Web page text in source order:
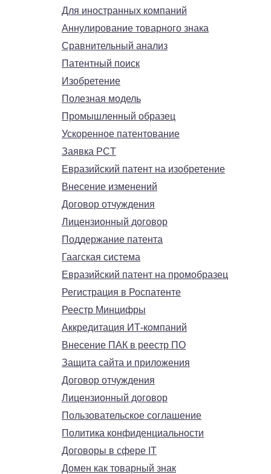
Для иностранных компаний
Аннулирование товарного знака
Сравнительный анализ
Патентный поиск
Изобретение
Полезная модель
Промышленный образец
Ускоренное патентование
Заявка PCT
Евразийский патент на изобретение
Внесение изменений
Договор отчуждения
Лицензионный договор
Поддержание патента
Гаагская система
Евразийский патент на промобразец
Регистрация в Роспатенте
Реестр Минцифры
Аккредитация ИТ-компаний
Внесение ПАК в реестр ПО
Защита сайта и приложения
Договор отчуждения
Лицензионный договор
Пользовательское соглашение
Политика конфиденциальности
Договоры в сфере IT
Домен как товарный знак